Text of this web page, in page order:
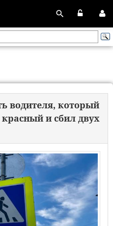
водителя, который
и сбил двух